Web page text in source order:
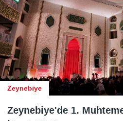
Zeynebiye
Zeynebiye'de 1.